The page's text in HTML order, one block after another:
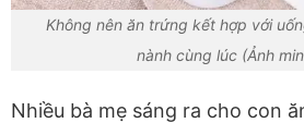
Không nên ăn trứng kết hợp với
nành cùng lúc (Ảnh
Nhiều bà mẹ sáng ra cho con